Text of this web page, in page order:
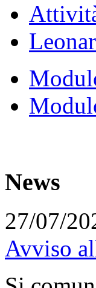
News
27/07/
Avviso